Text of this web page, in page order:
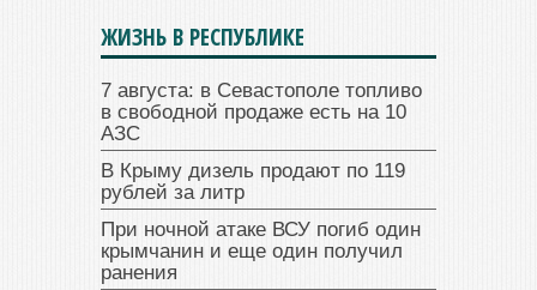
ЖИЗНЬ В РЕСПУБЛИКЕ
7 августа: в Севастополе топливо
в свободной продаже есть на 10
АЗС
В Крыму дизель продают по 119
рублей за литр
При ночной атаке ВСУ погиб один
крымчанин и еще один получил
ранения